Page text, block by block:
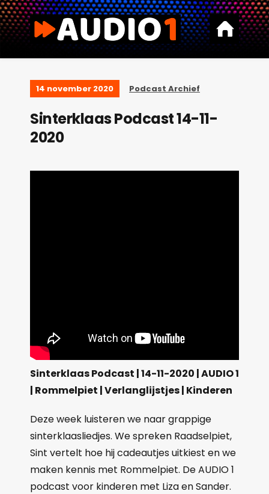
14 november 2020 Podcast Archief
Sinterklaas Podcast 14-11-
2020
Sinterklaas Podcast | 14-11-2020 | AUDIO 1
| Rommelpiet | Verlanglijstjes | Kinderen
Deze week luisteren we naar grappige
sinterklaasliedjes. We spreken Raadselpiet,
Sint vertelt hoe hij cadeautjes uitkiest en we
maken kennis met Rommelpiet. De AUDIO 1
podcast voor kinderen met Liza en Sander.